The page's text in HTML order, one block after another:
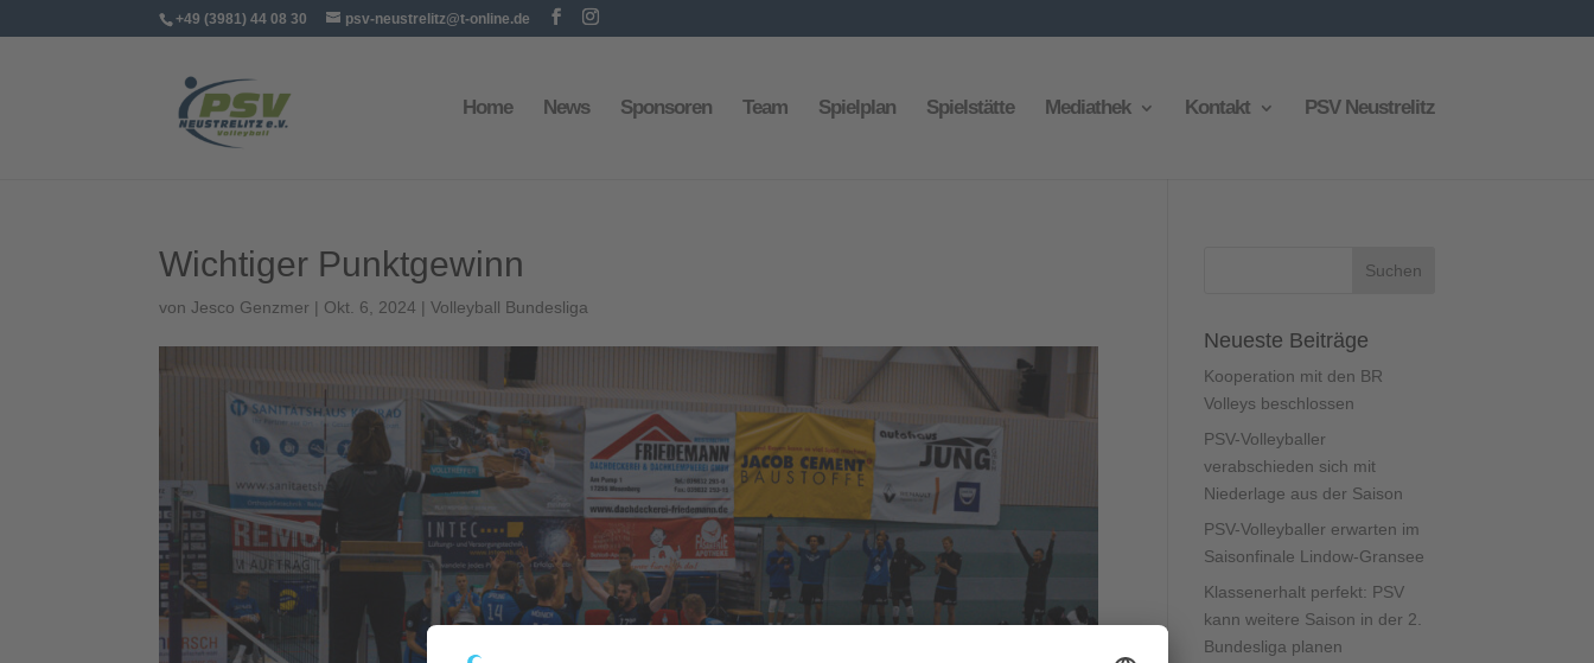
+49 (3981) 44 08 30 psv-neustrelitz@t-online.de
Home News Sponsoren Team Spielplan Spielstätte Mediathek Kontakt PSV Neustrelitz
Wichtiger Punktgewinn
vonJesco Genzmer | Okt. 6, 2024 |Volleyball Bundesliga
Neueste Beiträge
Kooperation mit den BR
Volleys beschlossen
PSV-Volleyballer
verabschieden sich mit
Niederlage aus der Saison
PSV-Volleyballer erwarten im
Saisonfinale Lindow-Gransee
Klassenerhalt perfekt: PSV
kann weitere Saison in der 2.
Bundesliga planen